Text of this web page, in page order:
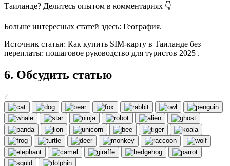
Таиланде? Делитесь опытом в комментариях 👇
Больше интересных статей здесь: География.
Источник статьи: Как купить SIM-карту в Таиланде без
переплаты: пошаговое руководство для туристов 2025 .
6. Обсудить статью
?